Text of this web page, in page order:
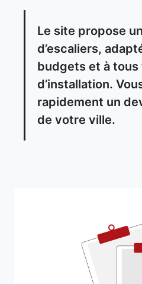
Le site propose
d’escaliers,
budgets et à tous
d’installation.
rapidement un
de votre ville.